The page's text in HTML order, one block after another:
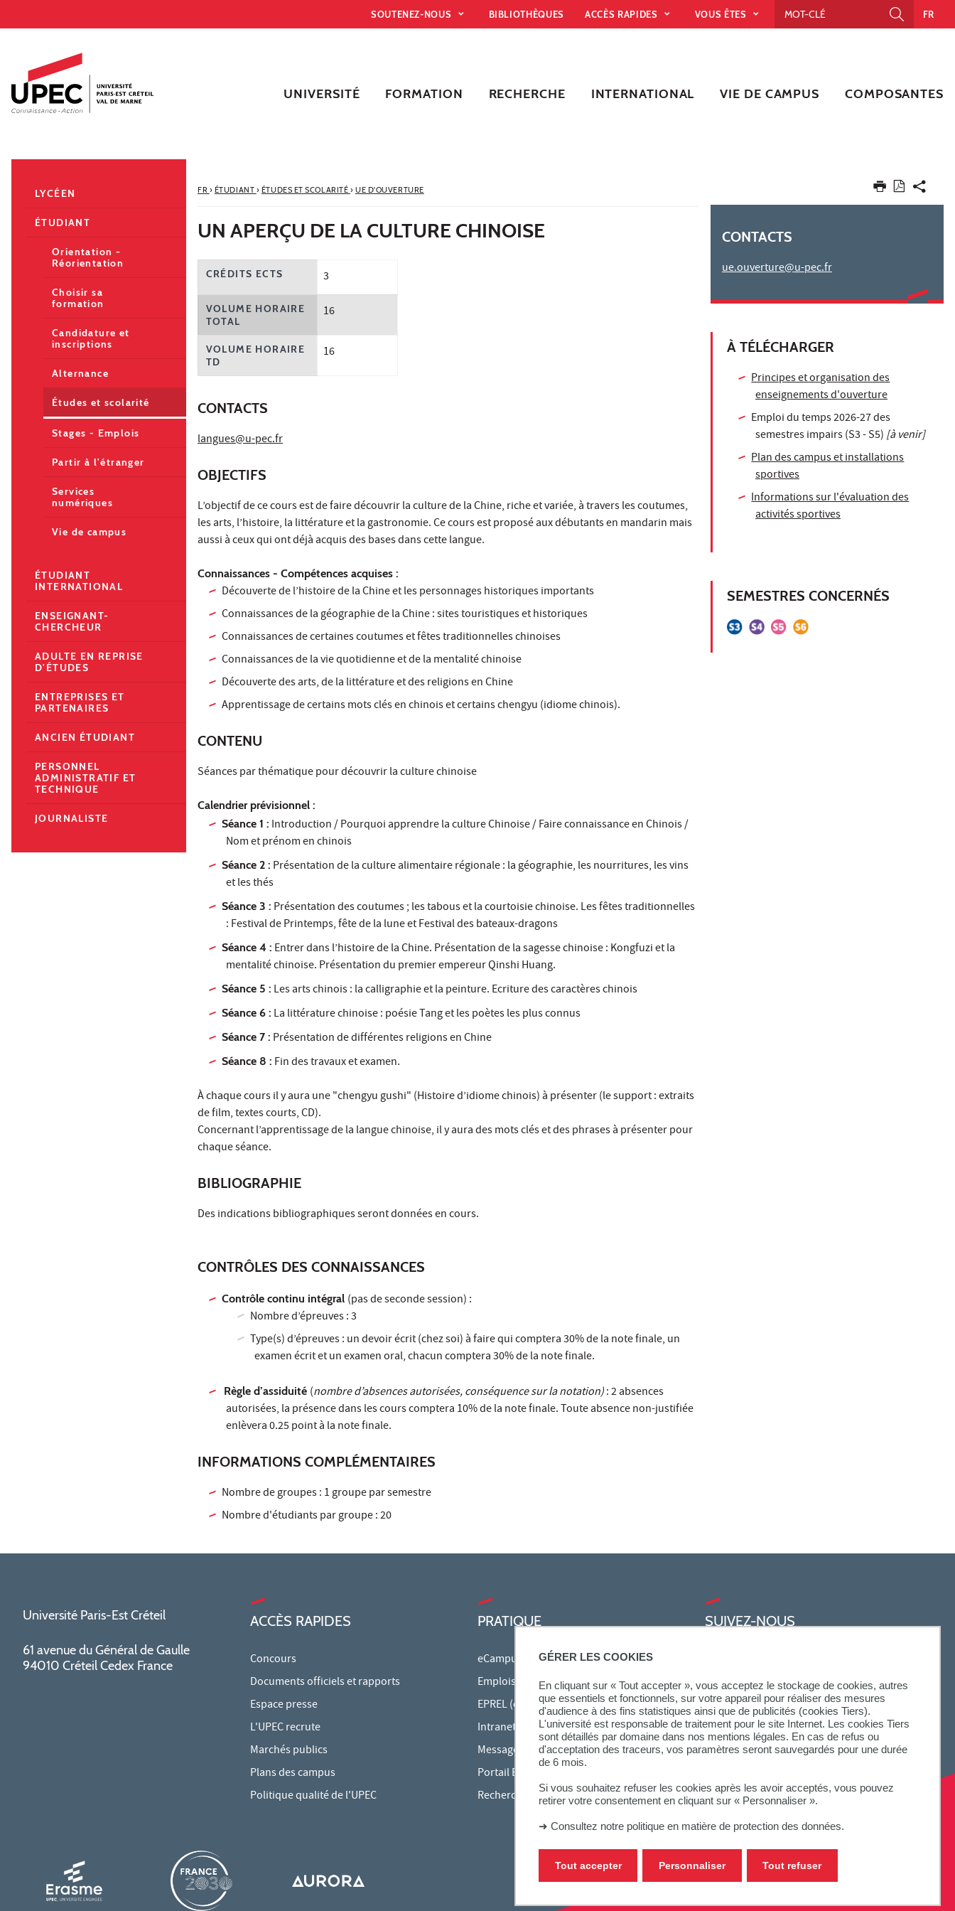
GÉRER LES COOKIES
En cliquant sur « Tout accepter », vous acceptez le stockage de cookies, autres
que essentiels et fonctionnels, sur votre appareil pour réaliser des mesures
d'audience à des fins statistiques ainsi que de publicités (cookies Tiers).
L'université est responsable de traitement pour le site Internet. Les cookies Tiers
sont détaillés par domaine dans nos mentions légales. En cas de refus ou
d'acceptation des traceurs, vos paramètres seront sauvegardés pour une durée
de 6 mois.
Si vous souhaitez refuser les cookies après les avoir acceptés, vous pouvez
retirer votre consentement en cliquant sur « Personnaliser ».
➜ Consultez notre politique en matière de protection des données.
Tout accepter Tout refuser
Personnaliser
Accès directs
Recherche
Navigation secondaire
SOUTENEZ-NOUS BIBLIOTHÈQUES ACCÈS RAPIDES VOUS ÊTES FR
UNIVERSITÉ FORMATION RECHERCHE INTERNATIONAL VIE DE CAMPUS COMPOSANTES
FR › ÉTUDIANT › ÉTUDES ET SCOLARITÉ › UE D'OUVERTURE
UN APERÇU DE LA CULTURE CHINOISE
CRÉDITS ECTS 3
VOLUME HORAIRE
TOTAL
16
VOLUME HORAIRE
TD
16
CONTACTS
langues@u-pec.fr
OBJECTIFS
L’objectif de ce cours est de faire découvrir la culture de la Chine, riche et variée, à travers les coutumes,
les arts, l’histoire, la littérature et la gastronomie. Ce cours est proposé aux débutants en mandarin mais
aussi à ceux qui ont déjà acquis des bases dans cette langue.
Connaissances - Compétences acquises :
Découverte de l’histoire de la Chine et les personnages historiques importants
Connaissances de la géographie de la Chine : sites touristiques et historiques
Connaissances de certaines coutumes et fêtes traditionnelles chinoises
Connaissances de la vie quotidienne et de la mentalité chinoise
Découverte des arts, de la littérature et des religions en Chine
Apprentissage de certains mots clés en chinois et certains chengyu (idiome chinois).
CONTENU
Séances par thématique pour découvrir la culture chinoise
Calendrier prévisionnel :
Séance 1 : Introduction / Pourquoi apprendre la culture Chinoise / Faire connaissance en Chinois /
Nom et prénom en chinois
Séance 2 : Présentation de la culture alimentaire régionale : la géographie, les nourritures, les vins
et les thés
Séance 3 : Présentation des coutumes ; les tabous et la courtoisie chinoise. Les fêtes traditionnelles
: Festival de Printemps, fête de la lune et Festival des bateaux-dragons
Séance 4 : Entrer dans l’histoire de la Chine. Présentation de la sagesse chinoise : Kongfuzi et la
mentalité chinoise. Présentation du premier empereur Qinshi Huang.
Séance 5 : Les arts chinois : la calligraphie et la peinture. Ecriture des caractères chinois
Séance 6 : La littérature chinoise : poésie Tang et les poètes les plus connus
Séance 7 : Présentation de différentes religions en Chine
Séance 8 : Fin des travaux et examen.
À chaque cours il y aura une "chengyu gushi" (Histoire d’idiome chinois) à présenter (le support : extraits
de film, textes courts, CD).
Concernant l’apprentissage de la langue chinoise, il y aura des mots clés et des phrases à présenter pour
chaque séance.
BIBLIOGRAPHIE
Des indications bibliographiques seront données en cours.
CONTRÔLES DES CONNAISSANCES
Contrôle continu intégral (pas de seconde session) :
Nombre d’épreuves : 3
Type(s) d’épreuves : un devoir écrit (chez soi) à faire qui comptera 30% de la note finale, un
examen écrit et un examen oral, chacun comptera 30% de la note finale.
Règle d’assiduité (nombre d’absences autorisées, conséquence sur la notation): 2 absences
autorisées, la présence dans les cours comptera 10% de la note finale. Toute absence non-justifiée
enlèvera 0.25 point à la note finale.
INFORMATIONS COMPLÉMENTAIRES
Nombre de groupes : 1 groupe par semestre
Nombre d'étudiants par groupe : 20
CONTACTS
ue.ouverture@u-pec.fr
À TÉLÉCHARGER
Principes et organisation des
enseignements d'ouverture
Emploi du temps 2026-27 des
semestres impairs (S3 - S5) [à venir]
Plan des campus et installations
sportives
Informations sur l'évaluation des
activités sportives
SEMESTRES CONCERNÉS
LYCÉEN
ÉTUDIANT
Orientation -
Réorientation
Choisir sa
formation
Candidature et
inscriptions
Alternance
Études et scolarité
Stages - Emplois
Partir à l'étranger
Services
numériques
Vie de campus
ÉTUDIANT
INTERNATIONAL
ENSEIGNANT-
CHERCHEUR
ADULTE EN REPRISE
D'ÉTUDES
ENTREPRISES ET
PARTENAIRES
ANCIEN ÉTUDIANT
PERSONNEL
ADMINISTRATIF ET
TECHNIQUE
JOURNALISTE
Université Paris-Est Créteil
61 avenue du Général de Gaulle
94010 Créteil Cedex France
ACCÈS RAPIDES
Concours
Documents officiels et rapports
Espace presse
L'UPEC recrute
Marchés publics
Plans des campus
Politique qualité de l'UPEC
PRATIQUE
eCampus
Emplois du temps en ligne
EPREL (cours en ligne)
Intranet des personnels
Messagerie étudiante
Portail Bu Athéna
Rechercher une formation
SUIVEZ-NOUS